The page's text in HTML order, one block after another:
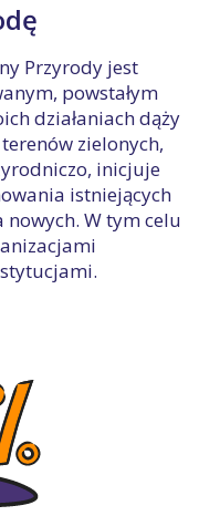
Przyrody jest
powstałym
działaniach dąży
zielonych,
inicjuje
istniejących
W tym celu